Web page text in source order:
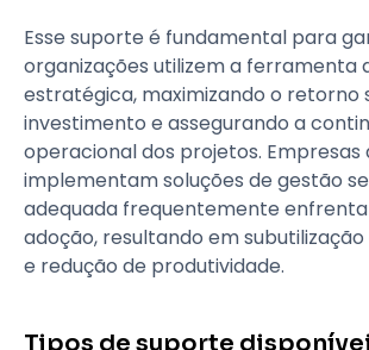
Esse suporte é fundamental para
organizações utilizem a ferramenta
estratégica, maximizando o retorno
investimento e assegurando a
operacional dos projetos. Empresas
implementam soluções de gestão
adequada frequentemente
adoção, resultando em
e redução de produtividade.
Tipos de suporte